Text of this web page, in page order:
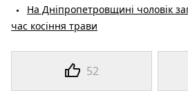
52
На Дніпропетровщині чоловік
час косіння трави